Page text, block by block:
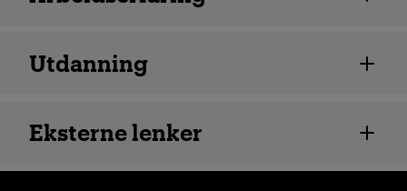
Utdanning
Eksterne lenker